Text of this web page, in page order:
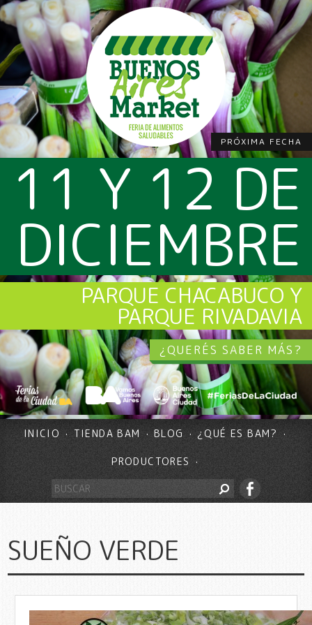
PRÓXIMA FECHA
11 Y 12 DE
DICIEMBRE
PARQUE CHACABUCO Y
PARQUE RIVADAVIA
¿QUERÉS SABER MÁS?
INICIO TIENDA BAM BLOG ¿QUÉ ES BAM?
PRODUCTORES
SUEÑO VERDE